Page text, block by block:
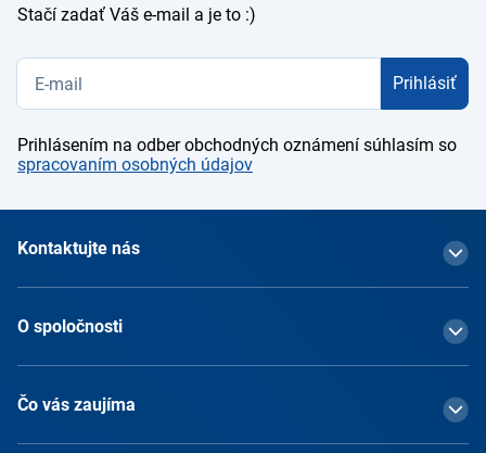
Stačí zadať Váš e-mail a je to :)
Prihlásiť
Prihlásením na odber obchodných oznámení súhlasím so
spracovaním osobných údajov
Kontaktujte nás
O spoločnosti
Čo vás zaujíma